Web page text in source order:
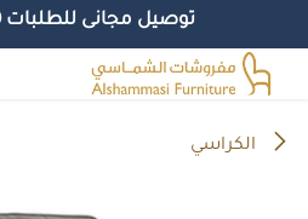
توصيل مجانى للطلبات 1500 فيما فوق
تخطي للذهاب إلى المحتوى
الكراسي